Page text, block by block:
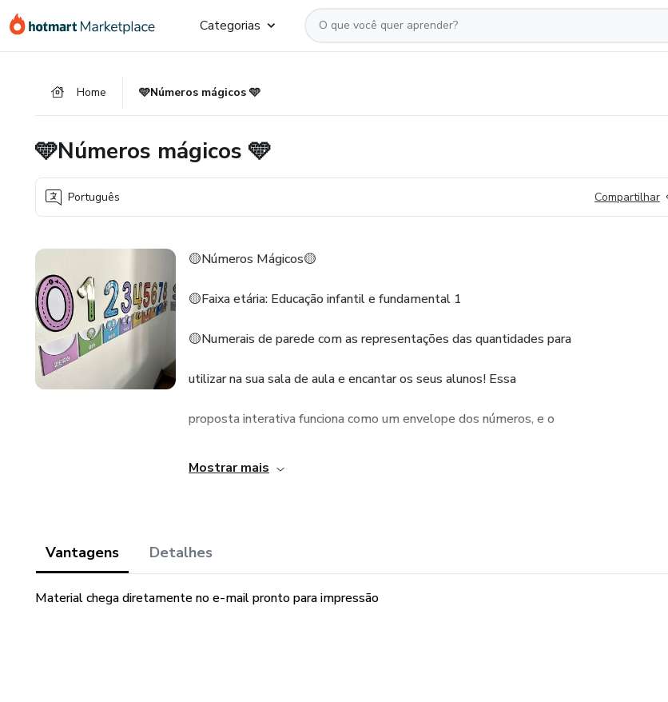
para
para
para
Categorias
Home 🩵Números mágicos 🩵
🩵Números mágicos 🩵
Português Compartilhar
🟡Números Mágicos🟡
🟡Faixa etária: Educação infantil e fundamental 1
🟡Numerais de parede com as representações das quantidades para
utilizar na sua sala de aula e encantar os seus alunos! Essa
proposta interativa funciona como um envelope dos números, e o
arquivo inclui
🟡Também vai
Mostrar mais
Vantagens Detalhes
Material chega diretamente no e-mail pronto para impressão